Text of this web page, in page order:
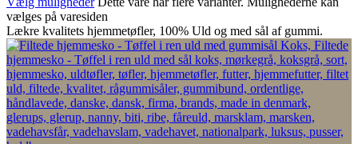
vælges på varesiden
Lækre kvalitets hjemmetøfler, 100% Uld og med sål af gummi.